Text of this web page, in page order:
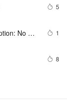
5
No
1
8